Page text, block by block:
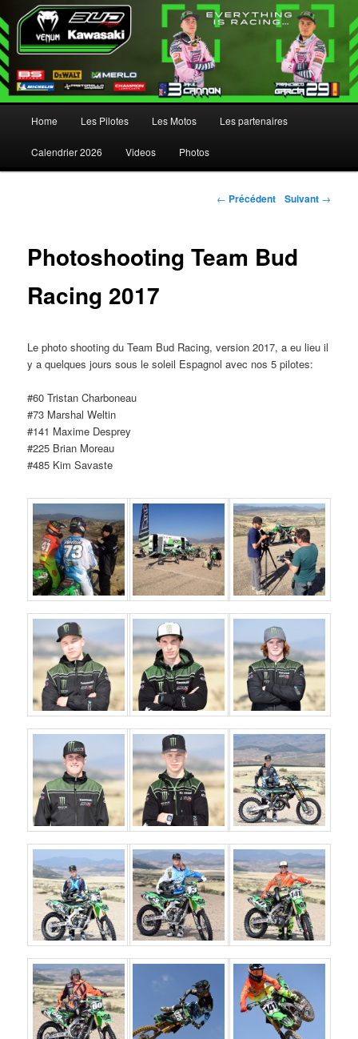
Aller au contenu principal
Aller au contenu secondaire
Home Les Pilotes Les Motos Les partenaires
Calendrier 2026 Videos Photos
Navigation des articles
← Précédent Suivant →
Photoshooting Team Bud
Racing 2017
Le photo shooting du Team Bud Racing, version 2017, a eu lieu il
y a quelques jours sous le soleil Espagnol avec nos 5 pilotes:
#60 Tristan Charboneau
#73 Marshal Weltin
#141 Maxime Desprey
#225 Brian Moreau
#485 Kim Savaste